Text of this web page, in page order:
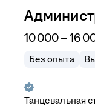
10 000–16
Без опыта
Танцевальная